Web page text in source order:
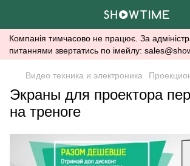
Компанія тимчасово не працює. За
питаннями звертатись по імейлу:
Видео техника и электроника
Экраны для проектора
на треноге